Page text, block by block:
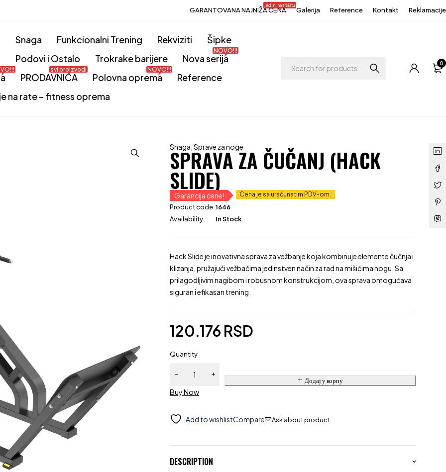
GARANTOVANA NAJNIŽA CENA
jedini na tržištu
Galerija Reference Kontakt Reklamacije
Snaga Funkcionalni Trening Rekviziti
Šipke
Podovi i Ostalo Trokrake barijere Nova serija
NOVO!!!
PRODAVNICA
svi proizvodi
Polovna oprema
NOVO!!!
Reference
na rate – fitness oprema
0
Snaga ,Sprave za noge
SPRAVA ZA ČUČANJ (HACK
SLIDE)
Garancija cene! Cena je sa uračunatim PDV-om.
Product code 1646
Availability
In Stock
Hack Slide je inovativna sprava za vežbanje koja kombinuje elemente čučnja i
klizanja, pružajući vežbačima jedinstven način za rad na mišićima nogu. Sa
prilagodljivim nagibom i robusnom konstrukcijom, ova sprava omogućava
siguran i efikasan trening.
120.176 RSD
Quantity
Додај у корпу
Buy Now
Add to wishlistCompare Ask about product
DESCRIPTION